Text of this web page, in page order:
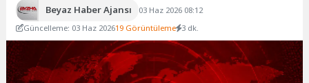
Beyaz Haber Ajansı
03 Haz 2026 08:12
Güncelleme: 03 Haz 202619 Görüntüleme 3 dk.